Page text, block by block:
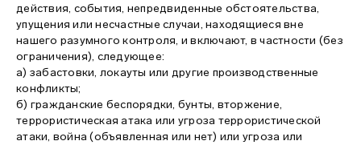
действия, события, непредвиденные обстоятельства,
упущения или несчастные случаи, находящиеся вне
нашего разумного контроля, и включают, в частности (без
ограничения), следующее:
a) забастовки, локауты или другие производственные
конфликты;
б) гражданские беспорядки, бунты, вторжение,
террористическая атака или угроза террористической
атаки, война (объявленная или нет) или угроза или